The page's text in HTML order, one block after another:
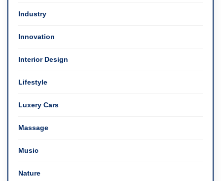
Industry
Innovation
Interior Design
Lifestyle
Luxery Cars
Massage
Music
Nature